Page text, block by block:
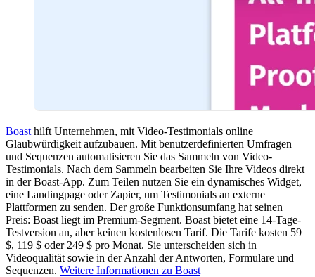
Boast hilft Unternehmen, mit Video-Testimonials online
Glaubwürdigkeit aufzubauen. Mit benutzerdefinierten Umfragen
und Sequenzen automatisieren Sie das Sammeln von Video-
Testimonials. Nach dem Sammeln bearbeiten Sie Ihre Videos direkt
in der Boast-App. Zum Teilen nutzen Sie ein dynamisches Widget,
eine Landingpage oder Zapier, um Testimonials an externe
Plattformen zu senden. Der große Funktionsumfang hat seinen
Preis: Boast liegt im Premium-Segment. Boast bietet eine 14-Tage-
Testversion an, aber keinen kostenlosen Tarif. Die Tarife kosten 59
$, 119 $ oder 249 $ pro Monat. Sie unterscheiden sich in
Videoqualität sowie in der Anzahl der Antworten, Formulare und
Sequenzen. Weitere Informationen zu Boast